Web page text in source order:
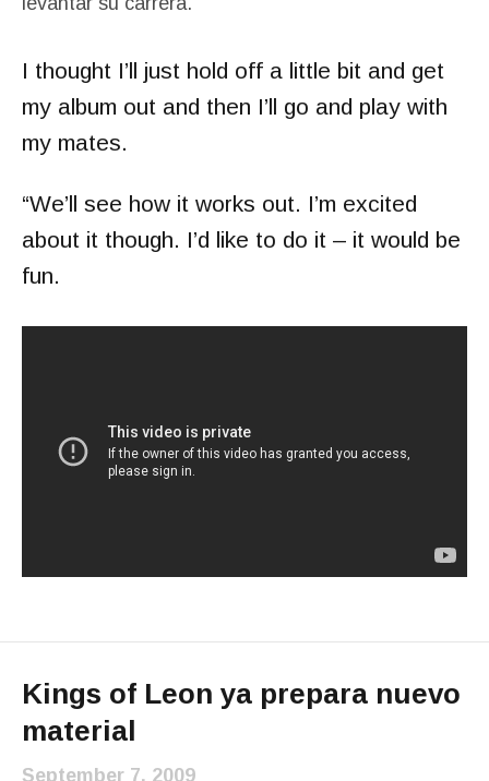
I thought I’ll just hold off a little bit and get
my album out and then I’ll go and play with
my mates.
“We’ll see how it works out. I’m excited
about it though. I’d like to do it – it would be
fun.
Kings of Leon ya prepara nuevo
material
September 7, 2009